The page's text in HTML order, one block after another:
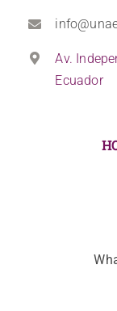
Av.
Ecuador